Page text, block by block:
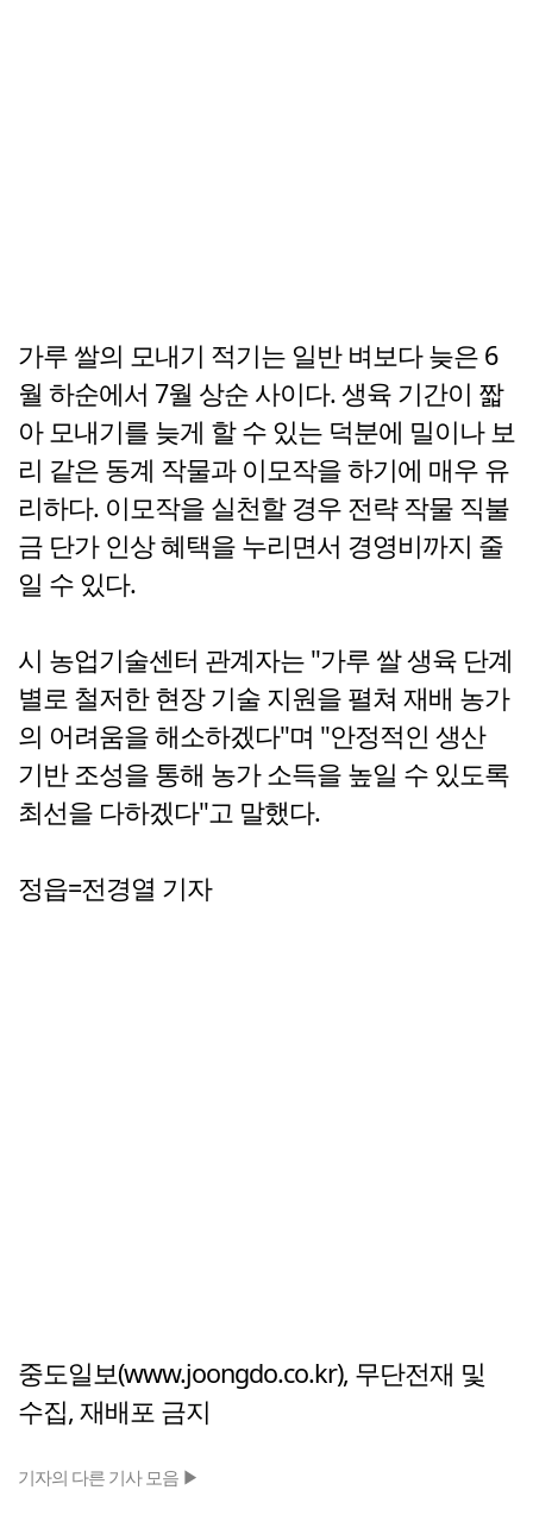
가루 쌀의 모내기 적기는 일반 벼보다 늦은 6
월 하순에서 7월 상순 사이다. 생육 기간이 짧
아 모내기를 늦게 할 수 있는 덕분에 밀이나 보
리 같은 동계 작물과 이모작을 하기에 매우 유
리하다. 이모작을 실천할 경우 전략 작물 직불
금 단가 인상 혜택을 누리면서 경영비까지 줄
일 수 있다.
시 농업기술센터 관계자는 "가루 쌀 생육 단계
별로 철저한 현장 기술 지원을 펼쳐 재배 농가
의 어려움을 해소하겠다"며 "안정적인 생산
기반 조성을 통해 농가 소득을 높일 수 있도록
최선을 다하겠다"고 말했다.
정읍=전경열 기자
중도일보(www.joongdo.co.kr), 무단전재 및
수집, 재배포 금지
기자의 다른 기사 모음 ▶